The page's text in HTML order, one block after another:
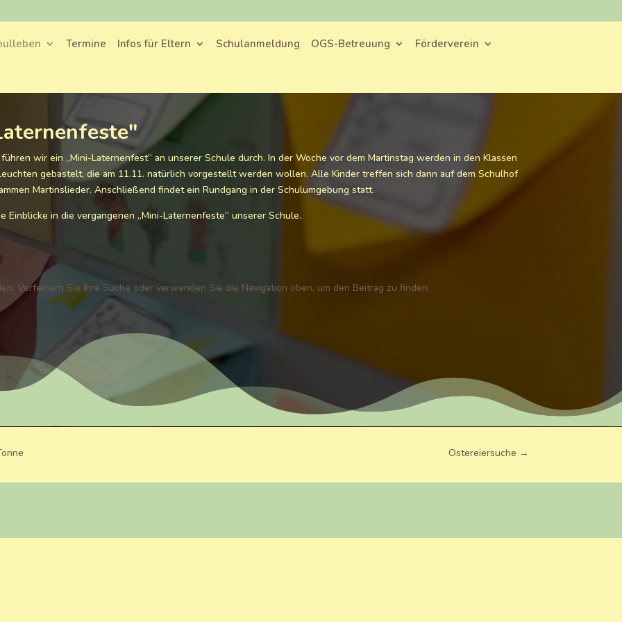
Termine Infos für Eltern Schulanmeldung OGS-Betreuung Förderverein
wir ein „Mini-Laternenfest“ an unserer Schule durch. In der Woche vor dem Martinstag werden in den Klassen
gebastelt, die am 11.11. natürlich vorgestellt werden wollen. Alle Kinder treffen sich dann auf dem Schulhof
Martinslieder. Anschließend findet ein Rundgang in der Schulumgebung statt.
Einblicke in die vergangenen „Mini-Laternenfeste“ unserer Schule.
Verfeinern Sie Ihre Suche oder verwenden Sie die Navigation oben, um den Beitrag zu finden.
Ostereiersuche →